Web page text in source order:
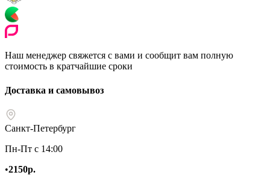
Наш менеджер свяжется с вами и сообщит вам полную
стоимость в кратчайшие сроки
Доставка и самовывоз
Санкт-Петербург
Пн-Пт с 14:00
•2150р.